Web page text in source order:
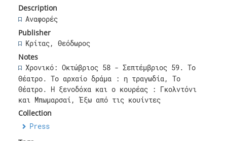
Description
Αναφορές
Publisher
Κρίτας, Θεόδωρος
Notes
Χρονικό: Οκτώβριος 58 - Σεπτέμβριος 59. Το
Θέατρο. Το αρχαίο δράμα : η τραγωδία, Το
Θέατρο. Η ξενοδόχα και ο κουρέας : Γκολντόνι
και Μπωμαρσαί, Έξω από τις κουίντες
Collection
Press